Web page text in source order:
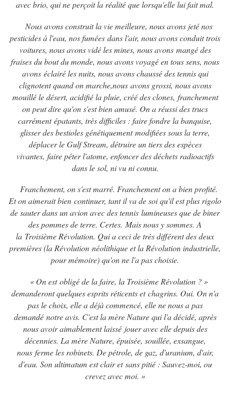
avec brio, qui ne perçoit la réalité que lorsqu'elle lui fait mal.
Nous avons construit la vie meilleure, nous avons jeté nos
pesticides à l'eau, nos fumées dans l'air, nous avons conduit trois
voitures, nous avons vidé les mines, nous avons mangé des
fraises du bout du monde, nous avons voyagé en tous sens, nous
avons éclairé les nuits, nous avons chaussé des tennis qui
clignotent quand on marche,nous avons grossi, nous avons
mouillé le désert, acidifié la pluie, créé des clones, franchement
on peut dire qu'on s'est bien amusé. On a réussi des trucs
carrémentépatants, très difficiles : faire fondre la banquise,
glisser des bestioles génétiquementmodifiées sous la terre,
déplacer le Gulf Stream, détruire un tiers des espèces
vivantes, faire péter l'atome, enfoncer des déchets radioactifs
dans le sol, ni vu ni connu.
Franchement, on s'est marré. Franchement on a bien profité.
Et on aimerait bien continuer, tant il va de soi qu'il est plus rigolo
de sauter dans un avion avec des tennis lumineuses que de biner
des pommes de terre. Certes. Mais nous y sommes. A
la Troisième Révolution. Qui a ceci de très différent des deux
premières (la Révolution néolithique et la Révolution industrielle,
pour mémoire) qu'on ne l'a pas choisie.
« On estobligé de la faire, la Troisième Révolution ? »
demanderont quelques esprits réticents etchagrins. Oui. On n'a
pas le choix, elle a déjà commencé, elle ne nous a pas
demandé notre avis. C'est la mère Nature qui l'a décidé, après
nous avoir aimablement laissé jouer avec elle depuis des
décennies. La mère Nature, épuisée, souillée, exsangue,
nous ferme les robinets. De pétrole, de gaz, d'uranium, d'air,
d'eau. Son ultimatum est clair etsans pitié : Sauvez-moi, ou
crevez avec moi. »